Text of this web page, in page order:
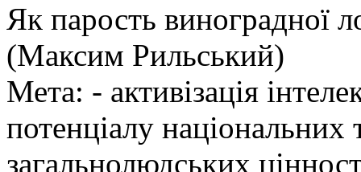
Як парость виноградної
(Максим Рильський)
Мета: - активізація
потенціалу національних
загальнолюдських